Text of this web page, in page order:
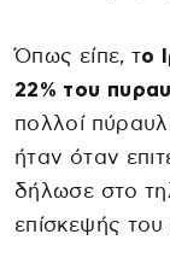
Όπως είπε, το
22% του
πολλοί
ήταν όταν
δήλωσε στο
επίσκεψής του